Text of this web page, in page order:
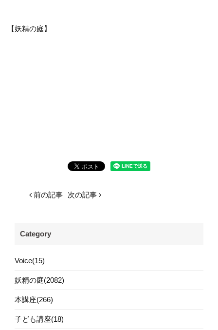
【妖精の庭】
前の記事 次の記事
Category
Voice(15)
妖精の庭(2082)
本講座(266)
子ども講座(18)